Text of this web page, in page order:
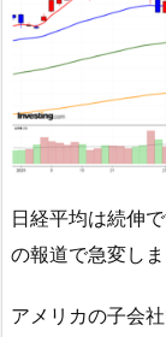
日経平均は続伸
の報道で急変しま
アメリカの子会